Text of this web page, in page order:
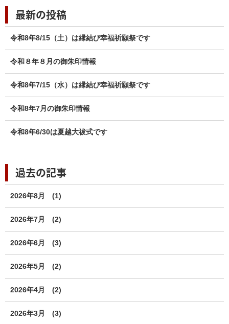
最新の投稿
令和8年8/15（土）は縁結び幸福祈願祭です
令和８年８月の御朱印情報
令和8年7/15（水）は縁結び幸福祈願祭です
令和8年7月の御朱印情報
令和8年6/30は夏越大祓式です
過去の記事
2026年8月 (1)
2026年7月 (2)
2026年6月 (3)
2026年5月 (2)
2026年4月 (2)
2026年3月 (3)